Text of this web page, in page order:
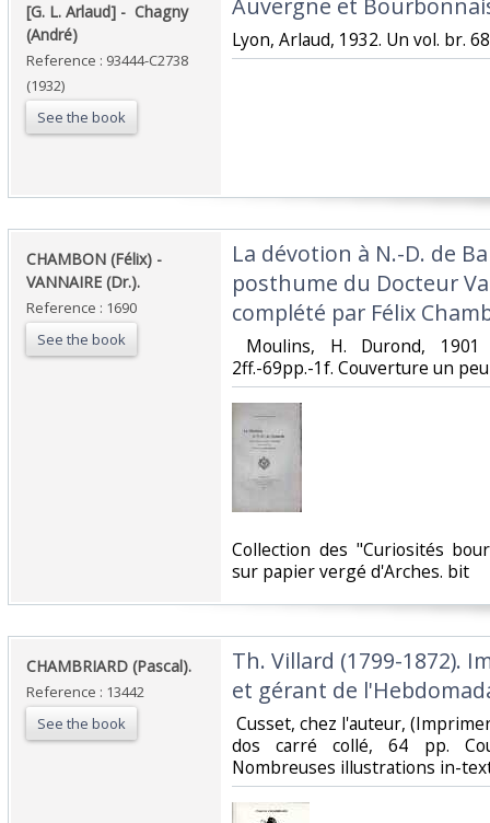
‎[G. L. Arlaud] - ‎ ‎Chagny
(André)‎
Reference : 93444-C2738
(1932)
See the book
‎Auvergne et
‎Lyon, Arlaud, 1932. Un vol. br.
‎CHAMBON (Félix) -
VANNAIRE (Dr.).‎
Reference : 1690
See the book
‎La dévotion à N.-D. de
posthume du Docteur
complété par Félix
Moulins, H. Durond,
2ff.-69pp.-1f. Couverture un
‎Collection des "Curiosités
sur papier vergé d'Arches. bit ‎
‎CHAMBRIARD (Pascal).‎
Reference : 13442
See the book
‎Th. Villard (1799-1872).
et gérant de
Cusset, chez l'auteur,
dos carré collé, 64 pp.
Nombreuses illustrations in-